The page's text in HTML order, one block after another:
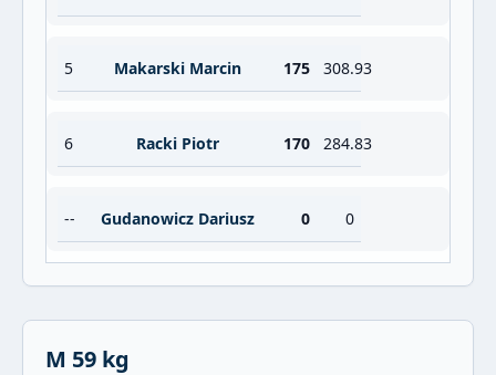
5 Makarski Marcin 175 308.93
6 Racki Piotr 170 284.83
-- Gudanowicz Dariusz 0 0
M 59 kg